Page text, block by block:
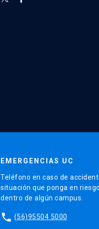
EMERGENCIAS UC
Teléfono en caso de
situación que ponga en
dentro de algún campus.
phone (56)95504 5000